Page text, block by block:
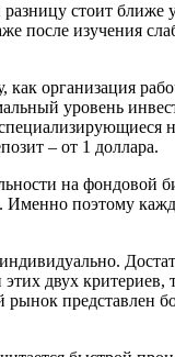
стоит ближе
после изучения
организация
уровень
– от 1 доллара.
на фондовой
Именно поэтому
двух критериев,
представлен